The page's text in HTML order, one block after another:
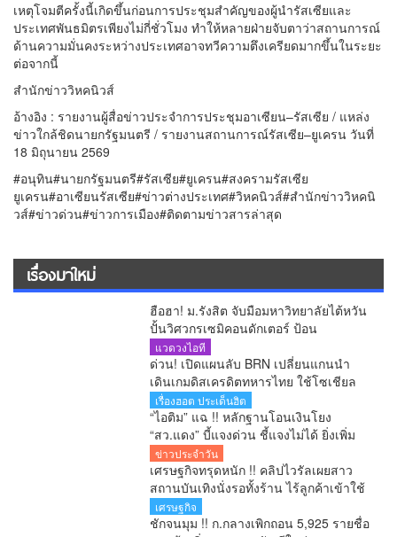
เหตุโจมตีครั้งนี้เกิดขึ้นก่อนการประชุมสำคัญของผู้นำรัสเซียและ
ประเทศพันธมิตรเพียงไม่กี่ชั่วโมง ทำให้หลายฝ่ายจับตาว่าสถานการณ์
ด้านความมั่นคงระหว่างประเทศอาจทวีความตึงเครียดมากขึ้นในระยะ
ต่อจากนี้
สำนักข่าววิหคนิวส์
อ้างอิง : รายงานผู้สื่อข่าวประจำการประชุมอาเซียน–รัสเซีย / แหล่ง
ข่าวใกล้ชิดนายกรัฐมนตรี / รายงานสถานการณ์รัสเซีย–ยูเครน วันที่
18 มิถุนายน 2569
#อนุทิน#นายกรัฐมนตรี#รัสเซีย#ยูเครน#สงครามรัสเซีย
ยูเครน#อาเซียนรัสเซีย#ข่าวต่างประเทศ#วิหคนิวส์#สำนักข่าววิหคนิ
วส์#ข่าวด่วน#ข่าวการเมือง#ติดตามข่าวสารล่าสุด
เรื่องมาใหม่
ฮือฮา! ม.รังสิต จับมือมหาวิทยาลัยไต้หวัน
ปั้นวิศวกรเซมิคอนดักเตอร์ ป้อน
อุตสาหกรรมโลก
แวดวงไอที
ด่วน! เปิดแผนลับ BRN เปลี่ยนแกนนำ
เดินเกมดิสเครดิตทหารไทย ใช้โซเชียล
ทำ IO มีทุนหนุนถึงปีละ 2,000 ล้านบาท
เรื่องฮอต ประเด็นฮิต
“ไอติม” แฉ !! หลักฐานโอนเงินโยง
“สว.แดง” บี้แจงด่วน ชี้แจงไม่ได้ ยิ่งเพิ่ม
ข้อสงสัยคดีเลือก สว.
ข่าวประจำวัน
เศรษฐกิจทรุดหนัก !! คลิปไวรัลเผยสาว
สถานบันเทิงนั่งรอทั้งร้าน ไร้ลูกค้าเข้าใช้
บริการ โซเชียลสะท้อนกำลังซื้อหดตัว
เศรษฐกิจ
ชักจนมุม !! ก.กลางเพิกถอน 5,925 รายชื่อ